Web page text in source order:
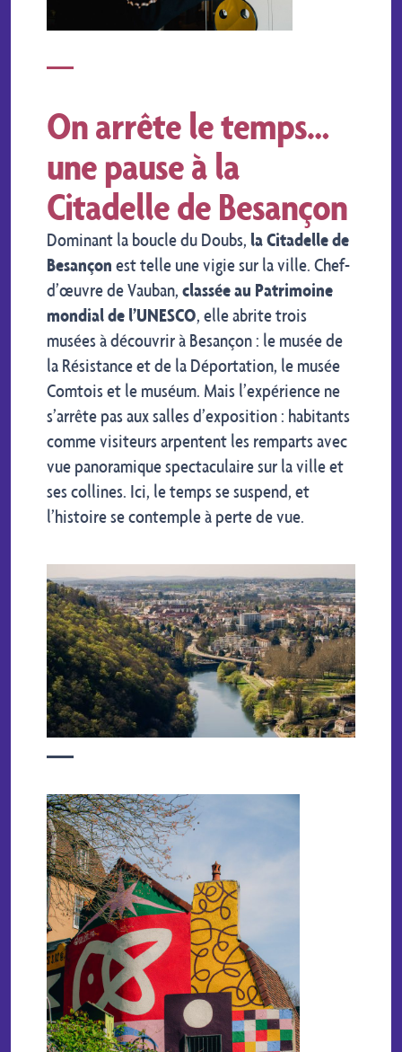
On arrête le temps…
une pause à la
Citadelle de Besançon
Dominant la boucle du Doubs, la Citadelle de
Besançon est telle une vigie sur la ville. Chef-
d’œuvre de Vauban, classée au Patrimoine
mondial de l’UNESCO, elle abrite trois
musées à découvrir à Besançon : le musée de
la Résistance et de la Déportation, le musée
Comtois et le muséum. Mais l’expérience ne
s’arrête pas aux salles d’exposition : habitants
comme visiteurs arpentent les remparts avec
vue panoramique spectaculaire sur la ville et
ses collines. Ici, le temps se suspend, et
l’histoire se contemple à perte de vue.